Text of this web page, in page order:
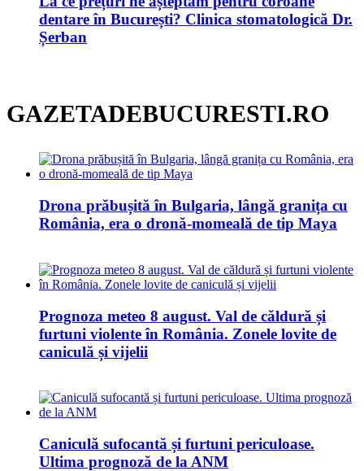
dentare în București? Clinica stomatologică Dr.
Șerban
GAZETADEBUCURESTI.RO
Drona prăbușită în Bulgaria, lângă granița cu
România, era o dronă-momeală de tip Maya
Prognoza meteo 8 august. Val de căldură și
furtuni violente în România. Zonele lovite de
caniculă și vijelii
Caniculă sufocantă și furtuni periculoase.
Ultima prognoză de la ANM